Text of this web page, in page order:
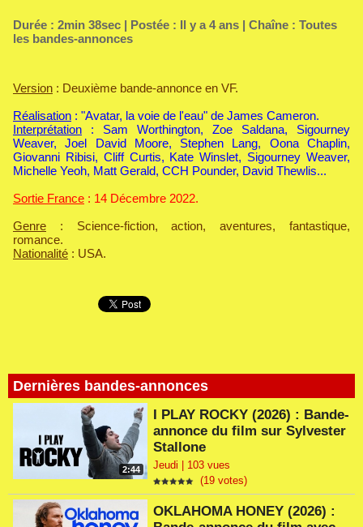
Dernières bandes-annonces
2:44
I PLAY ROCKY (2026) : Bande-
annonce du film sur Sylvester
Stallone
Jeudi | 103 vues
(19 votes)
OKLAHOMA HONEY (2026) :
Durée : 2min 38sec | Postée : Il y a 4 ans | Chaîne : Toutes
les bandes-annonces
Version : Deuxième bande-annonce en VF.
Réalisation : "Avatar, la voie de l'eau" de James Cameron.
Interprétation : Sam Worthington, Zoe Saldana, Sigourney
Weaver, Joel David Moore, Stephen Lang, Oona Chaplin,
Giovanni Ribisi, Cliff Curtis, Kate Winslet, Sigourney Weaver,
Michelle Yeoh, Matt Gerald, CCH Pounder, David Thewlis...
Sortie France : 14 Décembre 2022.
Genre : Science-fiction, action, aventures, fantastique,
romance.
Nationalité : USA.